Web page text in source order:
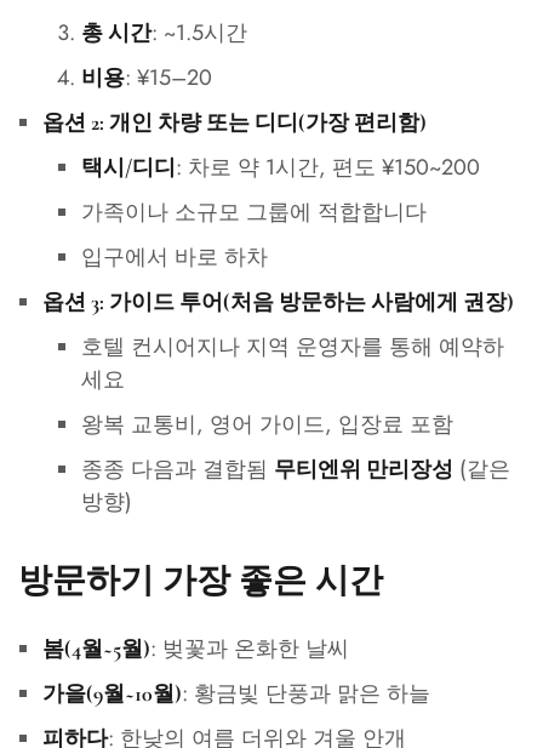
총 시간: ~1.5시간
비용: ¥15–20
옵션 2: 개인 차량 또는 디디(가장 편리함)
택시/디디 : 차로 약 1시간, 편도 ¥150~200
가족이나 소규모 그룹에 적합합니다
입구에서 바로 하차
옵션 3: 가이드 투어(처음 방문하는 사람에게 권장)
호텔 컨시어지나 지역 운영자를 통해 예약하
세요
왕복 교통비, 영어 가이드, 입장료 포함
종종 다음과 결합됨 무티엔위 만리장성 (같은
방향)
방문하기 가장 좋은 시간
봄(4월~5월): 벚꽃과 온화한 날씨
가을(9월~10월): 황금빛 단풍과 맑은 하늘
피하다: 한낮의 여름 더위와 겨울 안개